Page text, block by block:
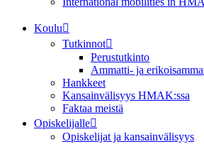
Koulu
Tutkinnot
Perustutkinto
Ammatti- ja
Hankkeet
Kansainvälisyys HMAK:ssa
Faktaa meistä
Opiskelijalle
Opiskelijat ja kansainvälisyys